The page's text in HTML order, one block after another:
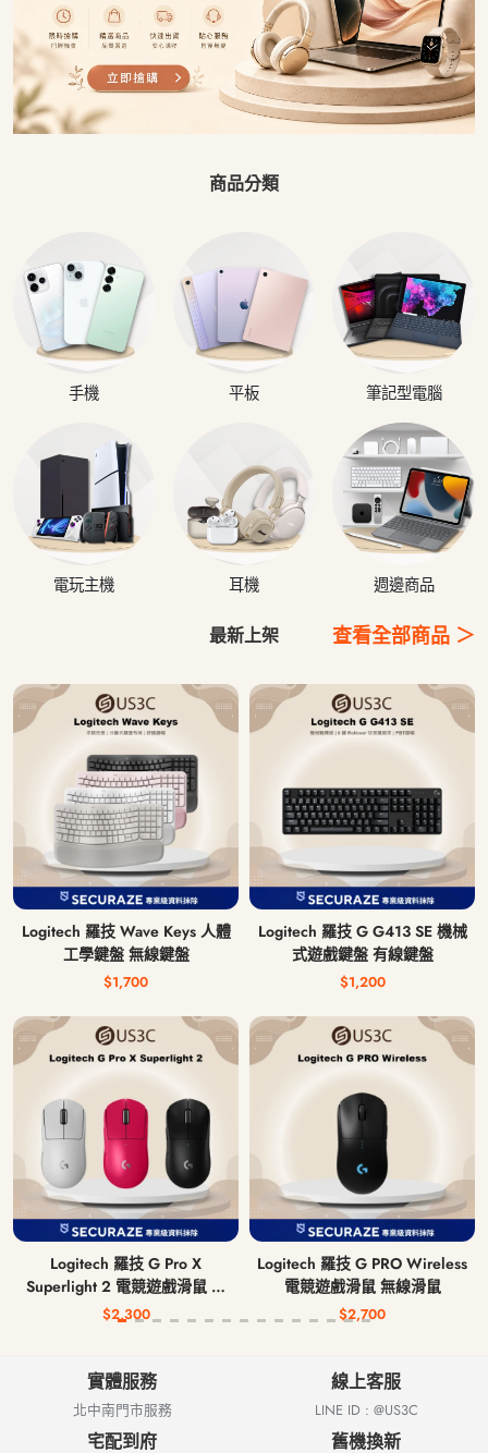
商品分類
手機 平板 筆記型電腦
電玩主機 耳機 週邊商品
最新上架 查看全部商品 ＞
Logitech 羅技 Wave Keys 人體
工學鍵盤 無線鍵盤
$1,700
Logitech 羅技 G G413 SE 機械
式遊戲鍵盤 有線鍵盤
$1,200
Logitech 羅技 G Pro X
Superlight 2 電競遊戲滑鼠 無
線滑鼠
$2,300
Logitech 羅技 G PRO Wireless
電競遊戲滑鼠 無線滑鼠
$2,700
實體服務
北中南門市服務
線上客服
LINE ID : @US3C
宅配到府 舊機換新